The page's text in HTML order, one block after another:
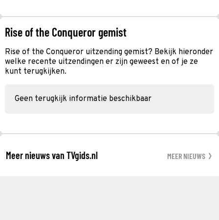
Rise of the Conqueror gemist
Rise of the Conqueror uitzending gemist? Bekijk hieronder
welke recente uitzendingen er zijn geweest en of je ze
kunt terugkijken.
Geen terugkijk informatie beschikbaar
Meer nieuws van TVgids.nl MEER NIEUWS